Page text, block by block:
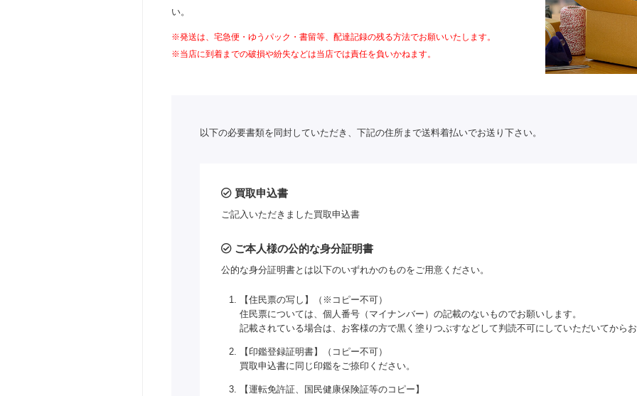
い。
※発送は、宅急便・ゆうパック・書留等、配達記録の残る方法でお願いいたします。
※当店に到着までの破損や紛失などは当店では責任を負いかねます。
以下の必要書類を同封していただき、下記の住所まで送料着払いでお送り下さい。
買取申込書
ご記入いただきました買取申込書
ご本人様の公的な身分証明書
公的な身分証明書とは以下のいずれかのものをご用意ください。
【住民票の写し】（※コピー不可）
住民票については、個人番号（マイナンバー）の記載のないものでお願いします。
記載されている場合は、お客様の方で黒く塗りつぶすなどして判読不可にしていただいてから
【印鑑登録証明書】（コピー不可）
買取申込書に同じ印鑑をご捺印ください。
【運転免許証、国民健康保険証等のコピー】